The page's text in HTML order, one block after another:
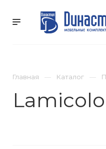
Главная Каталог